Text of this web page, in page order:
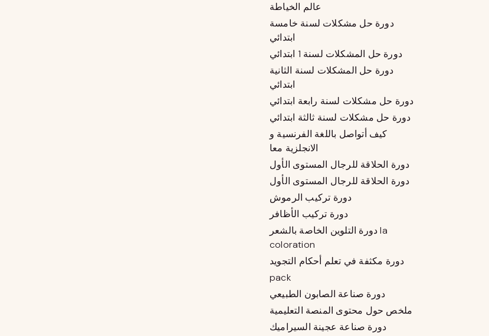
عالم الخياطة
دورة حل مشكلات لسنة خامسة
ابتدائي
دورة حل المشكلات لسنة 1 ابتدائي
دورة حل المشكلات لسنة الثانية
ابتدائي
دورة حل مشكلات لسنة رابعة ابتدائي
دورة حل مشكلات لسنة ثالثة ابتدائي
كيف أتواصل باللغة الفرنسية و
الانجلزية معا
دورة الحلاقة للرجال المستوى الأول
دورة الحلاقة للرجال المستوى الأول
دورة تركيب الرموش
دورة تركيب الأظافر
دورة التلوين الخاصة بالشعر la
coloration
دورة مكثفة في تعلم أحكام التجويد
pack
دورة صناعة الصابون الطبيعي
ملخص حول محتوى المنصة التعليمية
دورة صناعة عجينة السيراميك